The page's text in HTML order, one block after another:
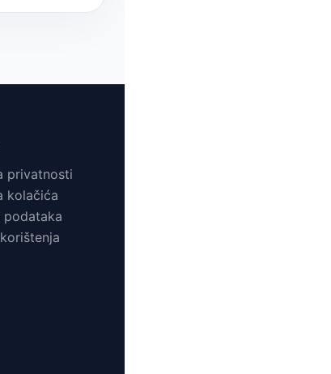
privatnosti
kolačića
podataka